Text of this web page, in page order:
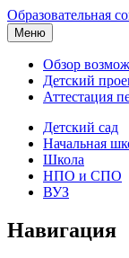
Образовательная
Меню
Обзор
Детский
Аттестация
Детский сад
Начальная
Школа
НПО и СПО
ВУЗ
Навигация